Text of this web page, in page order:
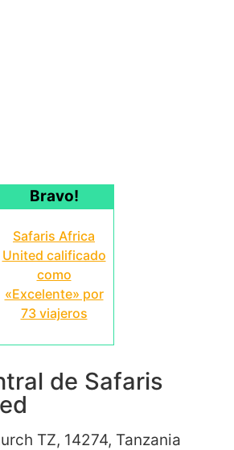
Bravo!
Safaris Africa
United calificado
como
«Excelente» por
73 viajeros
de Safaris
TZ, 14274, Tanzania